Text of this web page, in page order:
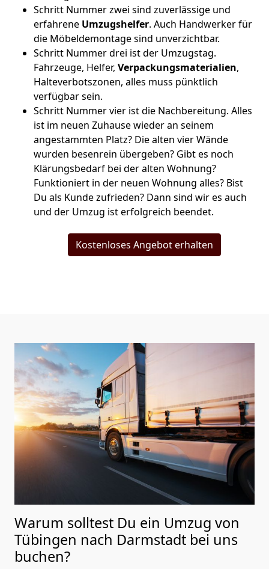
Schritt Nummer zwei sind zuverlässige und
erfahrene Umzugshelfer. Auch Handwerker für
die Möbeldemontage sind unverzichtbar.
Schritt Nummer drei ist der Umzugstag.
Fahrzeuge, Helfer, Verpackungsmaterialien,
Halteverbotszonen, alles muss pünktlich
verfügbar sein.
Schritt Nummer vier ist die Nachbereitung. Alles
ist im neuen Zuhause wieder an seinem
angestammten Platz? Die alten vier Wände
wurden besenrein übergeben? Gibt es noch
Klärungsbedarf bei der alten Wohnung?
Funktioniert in der neuen Wohnung alles? Bist
Du als Kunde zufrieden? Dann sind wir es auch
und der Umzug ist erfolgreich beendet.
Kostenloses Angebot erhalten
Warum solltest Du ein Umzug von
Tübingen nach Darmstadt bei uns
buchen?